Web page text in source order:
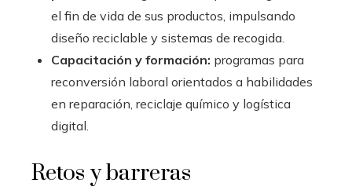
el fin de vida de sus productos, impulsando
diseño reciclable y sistemas de recogida.
Capacitación y formación: programas para
reconversión laboral orientados a habilidades
en reparación, reciclaje químico y logística
digital.
Retos y barreras